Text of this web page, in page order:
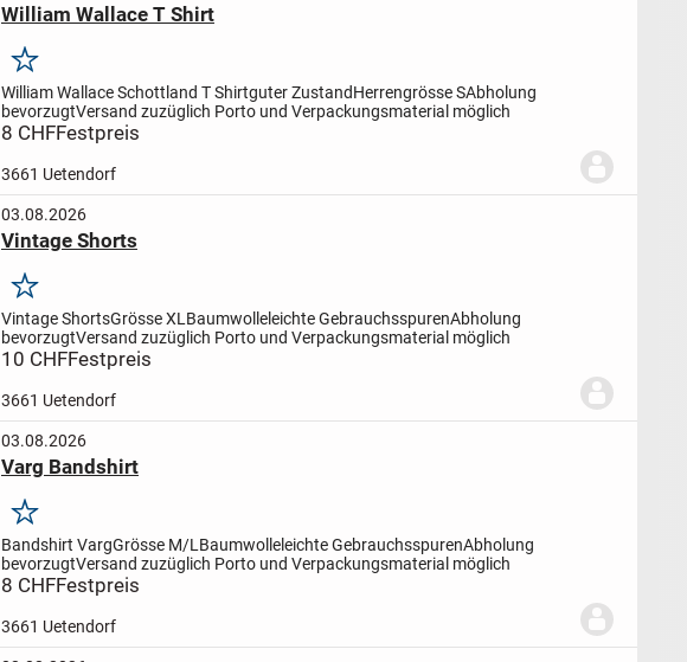
William Wallace T Shirt
Merken
William Wallace Schottland T Shirtguter ZustandHerrengrösse SAbholung
bevorzugtVersand zuzüglich Porto und Verpackungsmaterial möglich
8 CHFFestpreis
3661 Uetendorf
03.08.2026
Vintage Shorts
Merken
Vintage ShortsGrösse XLBaumwolleleichte GebrauchsspurenAbholung
bevorzugtVersand zuzüglich Porto und Verpackungsmaterial möglich
10 CHFFestpreis
3661 Uetendorf
03.08.2026
Varg Bandshirt
Merken
Bandshirt VargGrösse M/LBaumwolleleichte GebrauchsspurenAbholung
bevorzugtVersand zuzüglich Porto und Verpackungsmaterial möglich
8 CHFFestpreis
3661 Uetendorf